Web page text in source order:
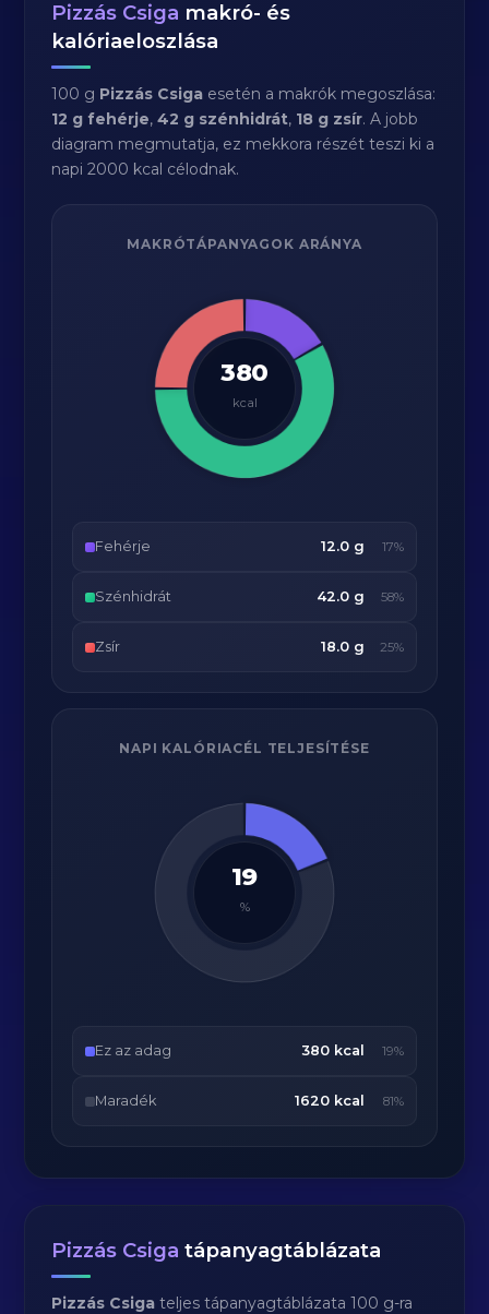
Pizzás Csiga makró- és
kalóriaeloszlása
100 g Pizzás Csiga esetén a makrók megoszlása:
12 g fehérje,42 g szénhidrát, 18 g zsír. A jobb
diagram megmutatja, ez mekkora részét teszi ki a
napi 2000 kcal célodnak.
MAKRÓTÁPANYAGOK ARÁNYA
380
kcal
Fehérje 12.0 g 17%
Szénhidrát 42.0 g 58%
Zsír 18.0 g 25%
NAPI KALÓRIACÉL TELJESÍTÉSE
19
%
Ez az adag 380 kcal 19%
Maradék 1620 kcal 81%
Pizzás Csiga tápanyagtáblázata
Pizzás Csiga teljes tápanyagtáblázata 100 g-ra